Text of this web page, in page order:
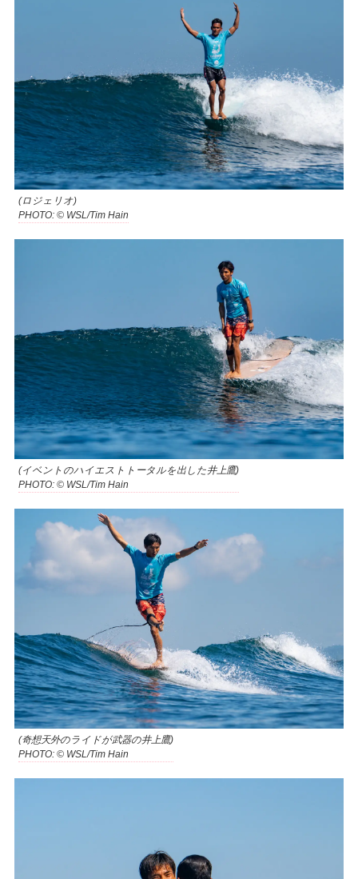
(ロジェリオ)
PHOTO: © WSL/Tim Hain
(イベントのハイエストトータルを出した井上鷹)
PHOTO: © WSL/Tim Hain
(奇想天外のライドが武器の井上鷹)
PHOTO: © WSL/Tim Hain